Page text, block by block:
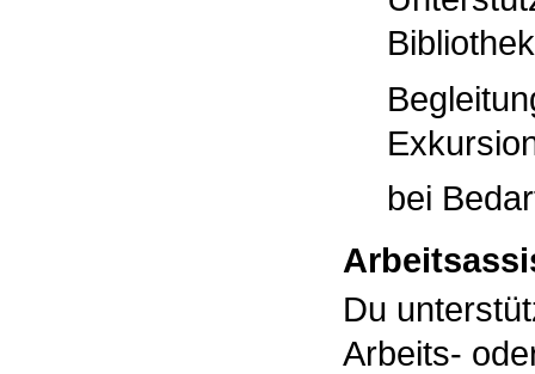
Bibliothek
bei
Du
Arbeits-